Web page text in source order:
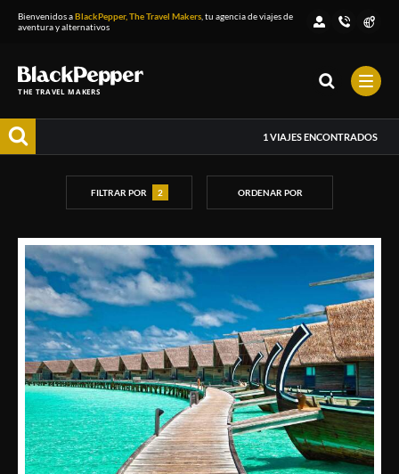
Bienvenidos aBlackPepper, The Travel Makers , tu agencia de viajes de
aventura y alternativos
THE TRAVEL MAKERS
1 VIAJES ENCONTRADOS
FILTRAR POR 2 ORDENAR POR